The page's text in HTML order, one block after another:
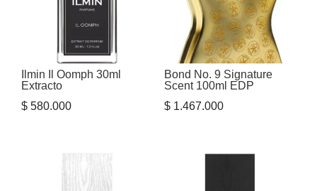
Ilmin Il Oomph 30ml
Extracto
$ 580.000
Bond No. 9 Signature
Scent 100ml EDP
$1.467.000